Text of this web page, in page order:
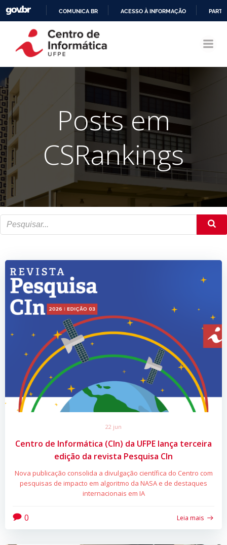
CONTEÚDO
COMUNICA BR ACESSO À INFORMAÇÃO
Posts em
CSRankings
22 jun
Centro de Informática (CIn) da UFPE lança terceira
edição da revista Pesquisa CIn
Nova publicação consolida a divulgação científica do Centro com
pesquisas de impacto em algoritmo da NASA e de destaques
internacionais em IA
0 Leia mais